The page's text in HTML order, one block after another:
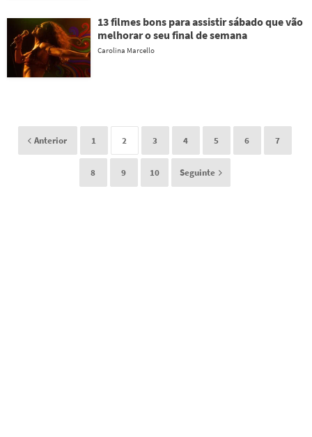
13 filmes bons para assistir sábado que vão
melhorar o seu final de semana
Carolina Marcello
Anterior 1 2 3 4 5 6 7
8 9 10 Seguinte